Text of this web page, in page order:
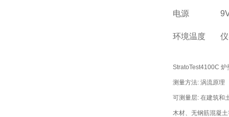
电源
环境温度
StratoTest4100C
测量方法: 涡流原理
可测量层: 在建筑和
木材、无钢筋混凝